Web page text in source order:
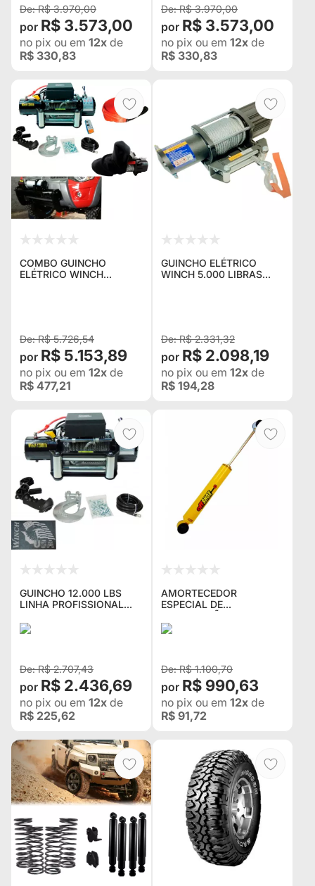
Jeep Rural F75 Troller
L200 Hilux Bandeirante
R$ 3.970,00
R$ 3.573,00
no pix ou em 12x de
R$ 330,83
Jeep Rural F75 Troller
L200 Hilux Bandeirante
R$ 3.970,00
R$ 3.573,00
no pix ou em 12x de
R$ 330,83
COMBO GUINCHO
ELÉTRICO WINCH
R$ 5.726,54
R$ 5.153,89
no pix ou em 12x de
R$ 477,21
GUINCHO ELÉTRICO
WINCH 5.000 LIBRAS
R$ 2.331,32
R$ 2.098,19
no pix ou em 12x de
R$ 194,28
GUINCHO 12.000 LBS
LINHA PROFISSIONAL
PEÇA ÚNICA
R$ 2.707,43
R$ 2.436,69
no pix ou em 12x de
R$ 225,62
AMORTECEDOR
ESPECIAL DE
LIMITS FX5 616
DIANTEIRO / TRASEIRO
ALTURR$ 1.100,70
R$ 990,63
no pix ou em 12x de
R$ 91,72